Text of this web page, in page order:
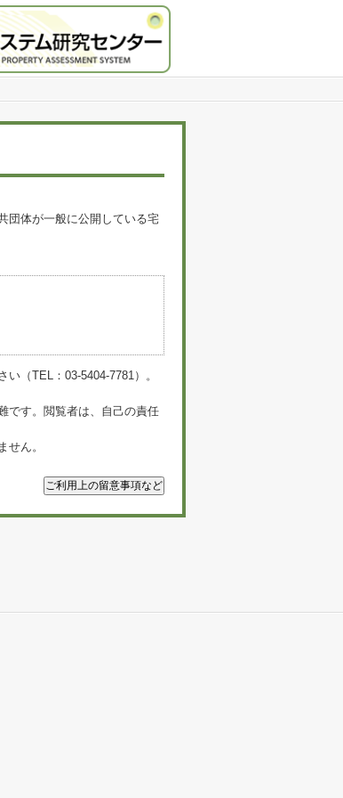
団体が一般に公開している宅
（TEL：03-5404-7781）。
です。閲覧者は、自己の責任
ん。